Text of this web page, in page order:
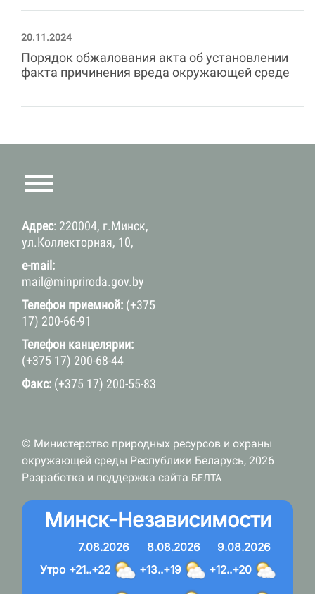
20.11.2024
Порядок обжалования акта об установлении
факта причинения вреда окружающей среде
Адрес: 220004, г.Минск,
ул.Коллекторная, 10,
e-mail:
mail@minpriroda.gov.by
Телефон приемной: (+375
17) 200-66-91
Телефон канцелярии:
(+375 17) 200-68-44
Факс: (+375 17) 200-55-83
© Министерство природных ресурсов и охраны
окружающей среды Республики Беларусь, 2026
Разработка и поддержка сайта БЕЛТА
Минск-Независимости
7.08.2026
+21..+22
8.08.2026
+13..+19
9.08.2026
+12..+20
Утро